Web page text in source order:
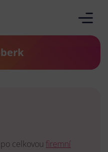
celkovou firemní